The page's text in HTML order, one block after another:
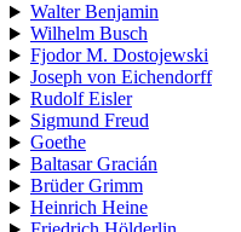
Walter Benjamin
Wilhelm Busch
Fjodor M. Dostojewski
Joseph von Eichendorff
Rudolf Eisler
Sigmund Freud
Goethe
Baltasar Gracián
Brüder Grimm
Heinrich Heine